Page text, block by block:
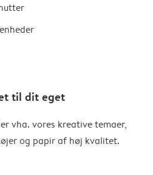
til dit eget
vha. vores kreative temaer,
og papir af høj kvalitet.